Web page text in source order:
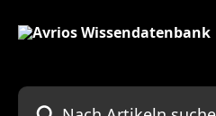
Nach Artikeln suchen …